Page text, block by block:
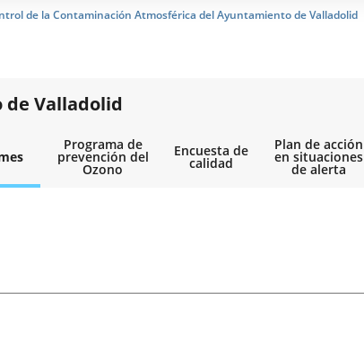
application.
de la Contaminación Atmosférica del Ayuntamiento de Valladolid
de Valladolid
Programa de
prevención del
Ozono
Encuesta de
calidad
Plan de acción
en situaciones
de alerta